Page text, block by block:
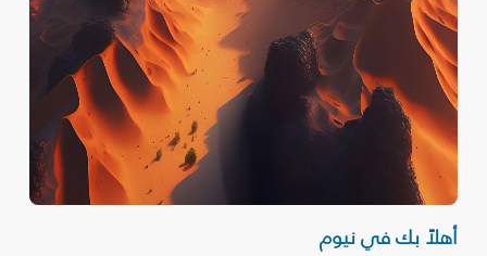
أهلاً بك في نيوم